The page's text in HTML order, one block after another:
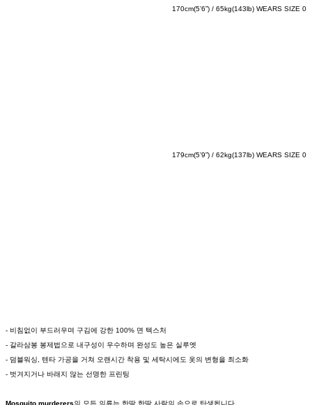
170cm(5’6”) / 65kg(143lb) WEARS SIZE 0
179cm(5’9”) / 62kg(137lb) WEARS SIZE 0
- 비침없이 부드러우며 구김에 강한 100% 면 텍스처
- 갈라삼봉 봉제법으로 내구성이 우수하며 완성도 높은 실루엣
- 덤블워싱, 텐타 가공을 거쳐 오랜시간 착용 및 세탁시에도 옷의 변형을 최소화
- 벗겨지거나 바래지 않는 선명한 프린팅
Mosquito murderers의 모든 의류는 한땀 한땀 사람의 손으로 탄생됩니다.